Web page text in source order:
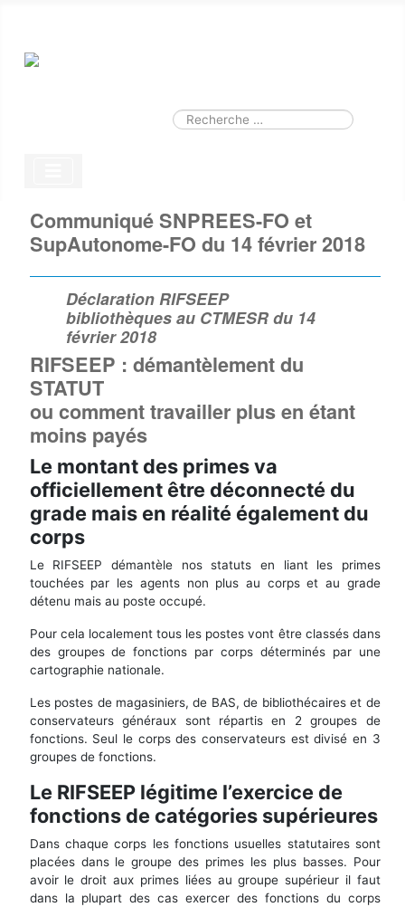
Valider
Communiqué SNPREES-FO et
SupAutonome-FO du 14 février 2018
Déclaration RIFSEEP
bibliothèques au CTMESR du 14
février 2018
RIFSEEP : démantèlement du
STATUT
ou comment travailler plus en étant
moins payés
Le montant des primes va
officiellement être déconnecté du
grade mais en réalité également du
corps
Le RIFSEEP démantèle nos statuts en liant les primes
touchées par les agents non plus au corps et au grade
détenu mais au poste occupé.
Pour cela localement tous les postes vont être classés dans
des groupes de fonctions par corps déterminés par une
cartographie nationale.
Les postes de magasiniers, de BAS, de bibliothécaires et de
conservateurs généraux sont répartis en 2 groupes de
fonctions. Seul le corps des conservateurs est divisé en 3
groupes de fonctions.
Le RIFSEEP légitime l’exercice de
fonctions de catégories supérieures
Dans chaque corps les fonctions usuelles statutaires sont
placées dans le groupe des primes les plus basses. Pour
avoir le droit aux primes liées au groupe supérieur il faut
dans la plupart des cas exercer des fonctions du corps